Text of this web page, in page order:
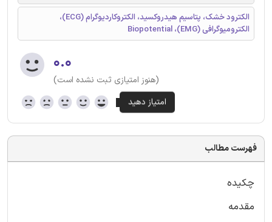
الکترود خشک، پتاسیم هیدروکسید، الکتروکاردیوگرام (ECG)،
الکترومیوگرافی (EMG)، Biopotential
۰.۰
(هنوز امتیازی ثبت نشده است)
فهرست مطالب
چکیده
مقدمه